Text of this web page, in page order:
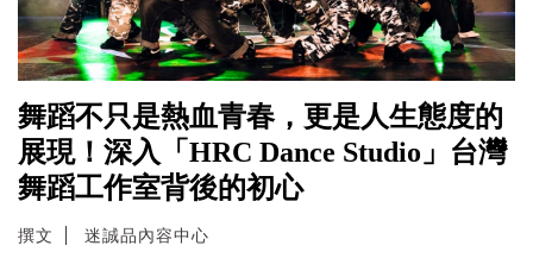
舞蹈不只是熱血青春，更是人生態度的
展現！深入「HRC Dance Studio」台灣
舞蹈工作室背後的初心
撰文 迷誠品內容中心